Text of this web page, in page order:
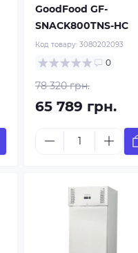
GoodFood GF-
SNACK800TNS-HC
Код товару:3080202093
0
78 320 грн.
65 789 грн.